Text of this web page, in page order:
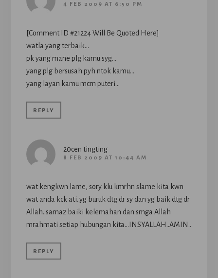
4 FEB 2009 AT 6:50 PM
[Comment ID #21224 Will Be Quoted Here]
watla yang terbaik…
pk yang mane plg kamu syg…
yang plg bersusah pyh ntok kamu…
yang layan kamu mcm puteri…
REPLY
20cen tingting
8 FEB 2009 AT 10:44 AM
wat kengkwn lame, sory klu kmrhn slame kita kwn
wat anda kck ati..yg buruk dtg dr sy dan yg baik dtg dr
Allah..sama2 baiki kelemahan dan smga Allah
mrahmati setiap hubungan kita…INSYALLAH..AMIN..
REPLY